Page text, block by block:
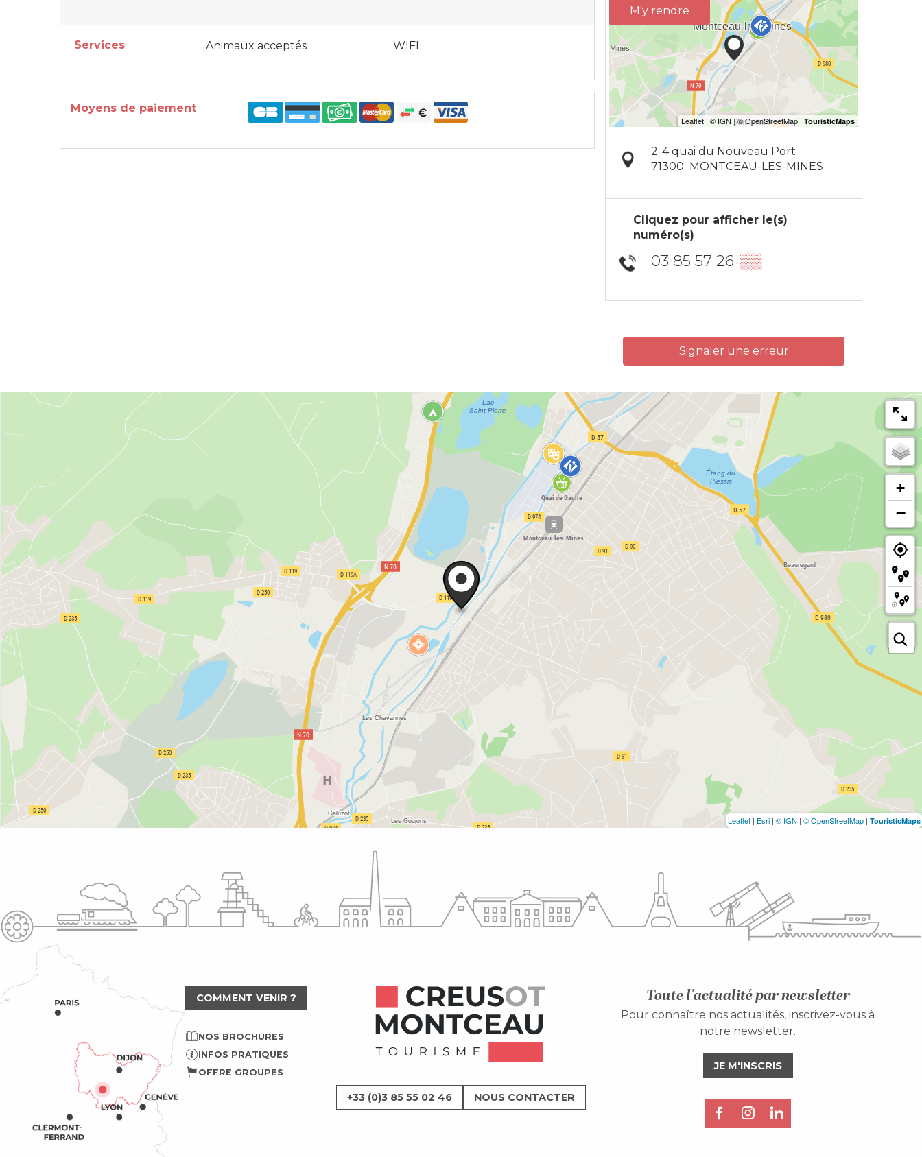
Services Animaux acceptés WIFI
Moyens de paiement
M'y rendre
2-4 quai du Nouveau Port
71300 MONTCEAU-LES-MINES
Cliquez pour afficher le(s)
numéro(s)
03 85 57 26 ▒▒
Signaler une erreur
+
−
Leaflet | Esri | © IGN | © OpenStreetMap | TouristicMaps
COMMENT VENIR ?
NOS BROCHURES
INFOS PRATIQUES
OFFRE GROUPES
+33 (0)3 85 55 02 46 NOUS CONTACTER
Toute l'actualité par newsletter
Pour connaître nos actualités, inscrivez-vous à
notre newsletter.
JE M'INSCRIS